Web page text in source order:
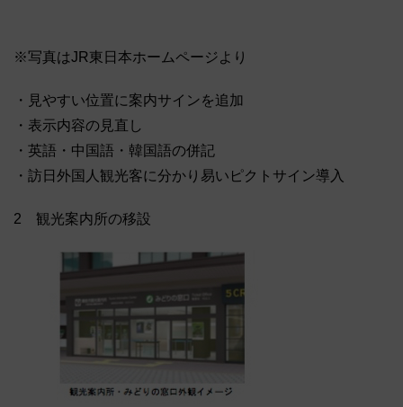
※写真はJR東日本ホームページより
・見やすい位置に案内サインを追加
・表示内容の見直し
・英語・中国語・韓国語の併記
・訪日外国人観光客に分かり易いピクトサイン導入
2 観光案内所の移設